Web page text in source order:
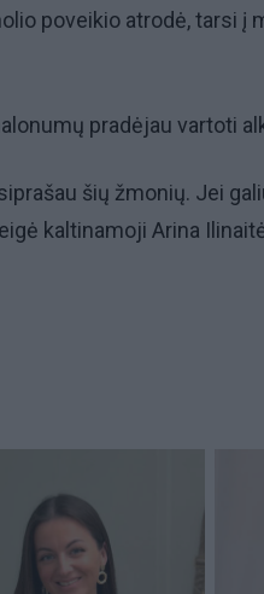
poveikio atrodė, tarsi į
pradėjau vartoti
šių žmonių. Jei
kaltinamoji Arina